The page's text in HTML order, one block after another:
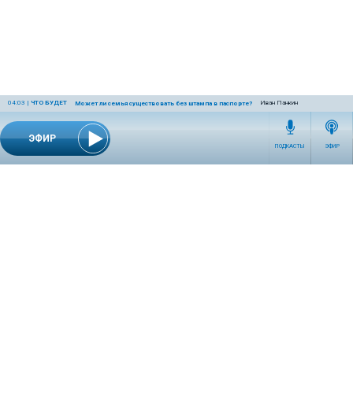
ЭФИР
04:03 | ЧТО БУДЕТ Может ли семья существовать без штампа в паспорте? Иван Панкин
ПОДКАСТЫ ЭФИР